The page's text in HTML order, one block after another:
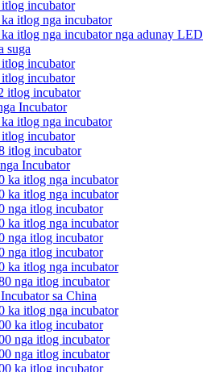
itlog incubator
ka itlog nga incubator
ka itlog nga incubator nga adunay LED
suga
incubator
incubator
itlog incubator
Incubator
itlog nga incubator
incubator
itlog incubator
Incubator
ka itlog nga incubator
ka itlog nga incubator
nga itlog incubator
ka itlog nga incubator
nga itlog incubator
nga itlog incubator
ka itlog nga incubator
nga itlog incubator
sa China
ka itlog nga incubator
ka itlog incubator
nga itlog incubator
nga itlog incubator
ka itlog incubator